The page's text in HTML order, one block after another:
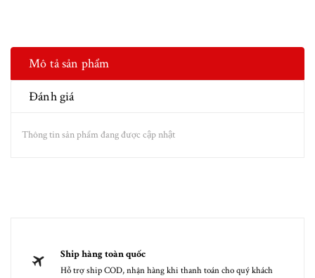
Mô tả sản phẩm
Đánh giá
Thông tin sản phẩm đang được cập nhật
Ship hàng toàn quốc
Hỗ trợ ship COD, nhận hàng khi thanh toán cho quý khách